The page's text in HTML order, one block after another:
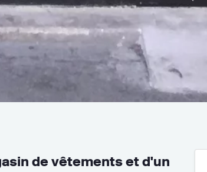
de vêtements et d'un